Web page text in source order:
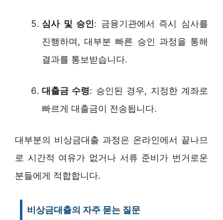
심사 및 승인: 금융기관에서 즉시 심사를
진행하며, 대부분 빠른 승인 과정을 통해
결과를 통보받습니다.
대출금 수령: 승인된 경우, 지정한 계좌로
빠르게 대출금이 전송됩니다.
대부분의 비상금대출 과정은 온라인에서 끝나므
로 시간적 여유가 없거나 서류 준비가 번거로운
분들에게 적합합니다.
비상금대출의 자주 묻는 질문